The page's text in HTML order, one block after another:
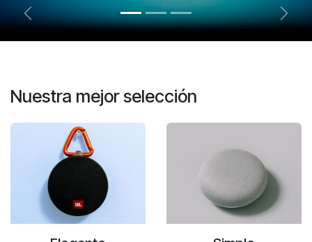
Anterior
Nuestra mejor selección